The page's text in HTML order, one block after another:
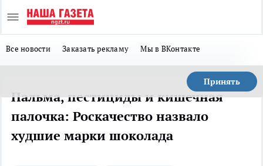
Все новости Заказать рекламу Мы в ВКонтакте
Принять
Пальма, пестициды и кишечная
палочка: Роскачество назвало
худшие марки шоколада